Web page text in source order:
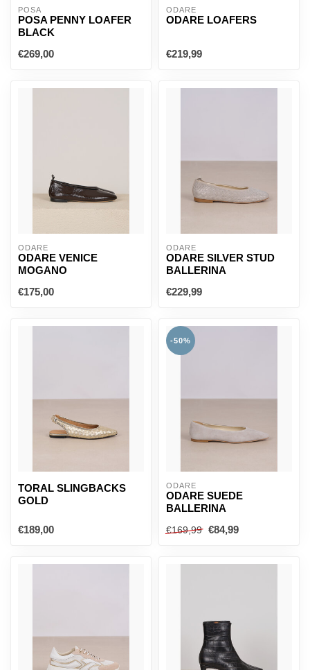
POSA
POSA PENNY LOAFER
BLACK
€269,00
ODARE
ODARE LOAFERS
€219,99
ODARE
ODARE VENICE
MOGANO
€175,00
ODARE
ODARE SILVER STUD
BALLERINA
€229,99
TORAL SLINGBACKS
GOLD
€189,00
-50%
ODARE
ODARE SUEDE
BALLERINA
€169,99 €84,99